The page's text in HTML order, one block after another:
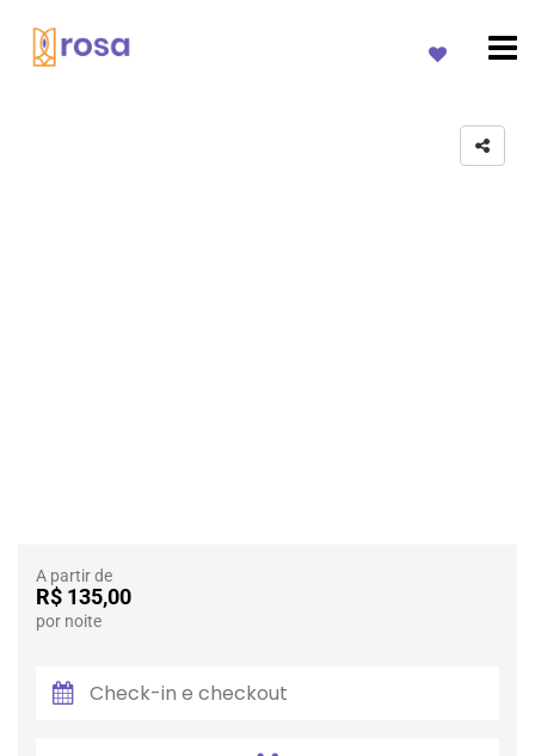
A partir de
R$ 135,00
por noite